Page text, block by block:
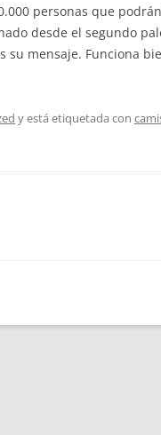
personas que
desde el segundo
su mensaje. Funciona
y está etiquetada con